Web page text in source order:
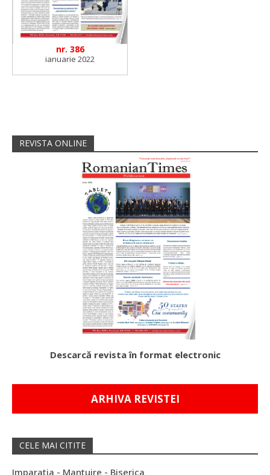
nr. 386
ianuarie 2022
REVISTA ONLINE
Descarcă revista în format electronic
ARHIVA REVISTEI
CELE MAI CITITE
Imparatia - Mantuire - Biserica